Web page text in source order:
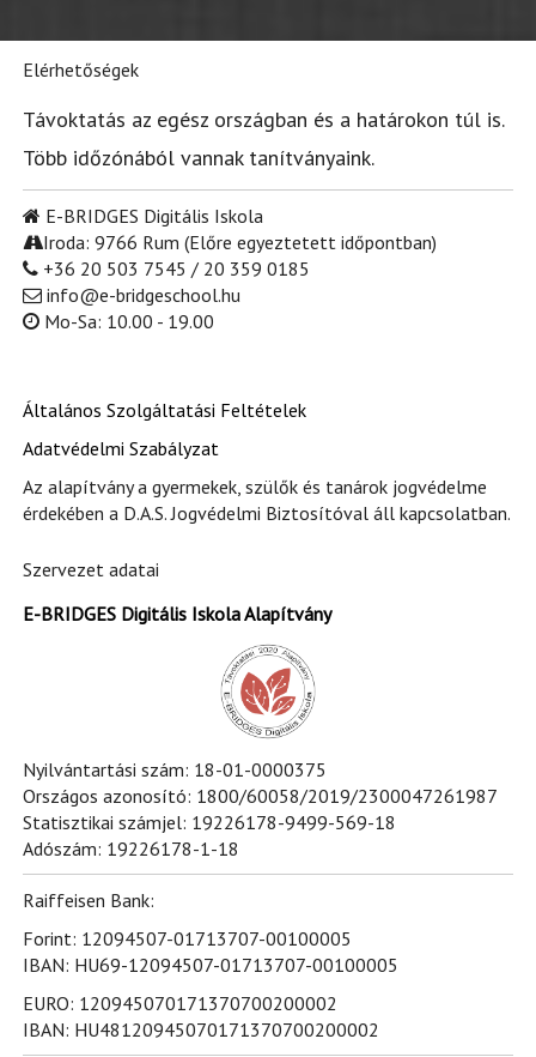
Elérhetőségek
Távoktatás az egész országban és a határokon túl is.
Több időzónából vannak tanítványaink.
E-BRIDGES Digitális Iskola
Iroda: 9766 Rum (Előre egyeztetett időpontban)
+36 20 503 7545 / 20 359 0185
info@e-bridgeschool.hu
Mo-Sa: 10.00 - 19.00
Általános Szolgáltatási Feltételek
Adatvédelmi Szabályzat
Az alapítvány a gyermekek, szülők és tanárok jogvédelme
érdekében a D.A.S. Jogvédelmi Biztosítóval áll kapcsolatban.
Szervezet adatai
E-BRIDGES Digitális Iskola Alapítvány
Nyilvántartási szám: 18-01-0000375
Országos azonosító: 1800/60058/2019/2300047261987
Statisztikai számjel: 19226178-9499-569-18
Adószám: 19226178-1-18
Raiffeisen Bank:
Forint: 12094507-01713707-00100005
IBAN: HU69-12094507-01713707-00100005
EURO: 120945070171370700200002
IBAN: HU48120945070171370700200002